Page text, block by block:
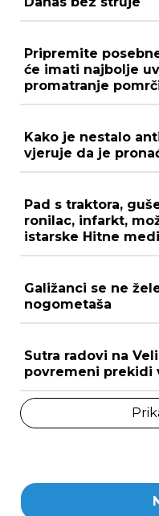
Pripremite
će imati najbolje
promatranje
Kako je nestalo
vjeruje da je
Pad s traktora,
ronilac, infarkt,
istarske Hitne
Galižanci se ne
nogometaša
Sutra radovi na
povremeni prekidi